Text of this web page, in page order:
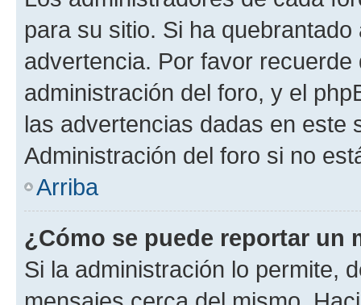
para su sitio. Si ha
advertencia. Por favor
administración del foro, y el
las advertencias dadas en este
Administración del foro si no
Arriba
¿Cómo se puede reportar un
Si la administración lo permite,